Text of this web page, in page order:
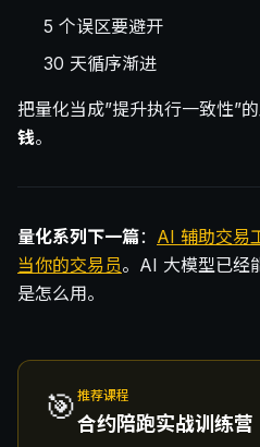
5 个误区要避开
30 天循序渐进
把量化当成”提升执行一致性”的
钱。
量化系列下一篇： AI 辅助交易
当你的交易员。AI 大模型已经
是怎么用。
🎯 推荐课程
合约陪跑实战训练营